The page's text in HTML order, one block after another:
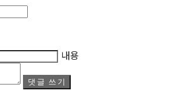
내용
댓글 쓰기